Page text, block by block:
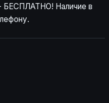
БЕСПЛАТНО! Наличие в